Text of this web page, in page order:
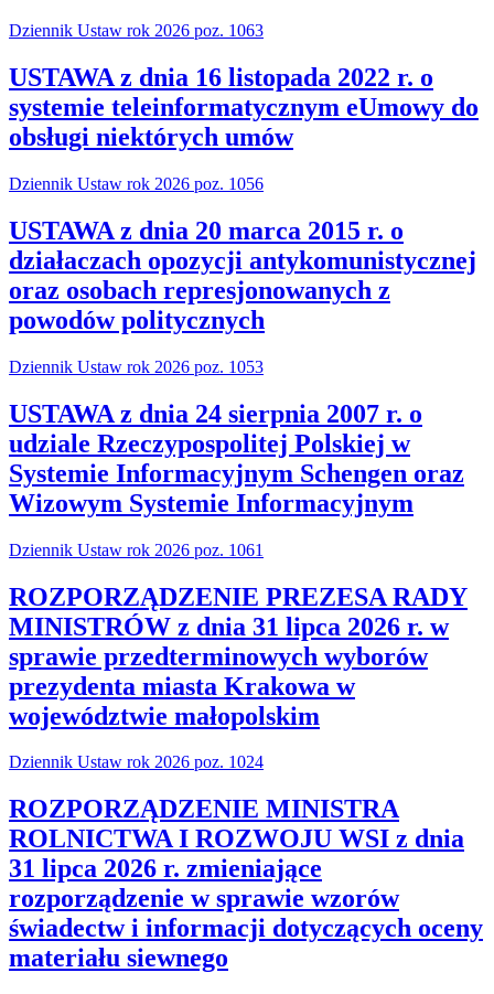
Dziennik Ustaw rok 2026 poz. 1063
USTAWA z dnia 16 listopada 2022 r. o
systemie teleinformatycznym eUmowy do
obsługi niektórych umów
Dziennik Ustaw rok 2026 poz. 1056
USTAWA z dnia 20 marca 2015 r. o
działaczach opozycji antykomunistycznej
oraz osobach represjonowanych z
powodów politycznych
Dziennik Ustaw rok 2026 poz. 1053
USTAWA z dnia 24 sierpnia 2007 r. o
udziale Rzeczypospolitej Polskiej w
Systemie Informacyjnym Schengen oraz
Wizowym Systemie Informacyjnym
Dziennik Ustaw rok 2026 poz. 1061
ROZPORZĄDZENIE PREZESA RADY
MINISTRÓW z dnia 31 lipca 2026 r. w
sprawie przedterminowych wyborów
prezydenta miasta Krakowa w
województwie małopolskim
Dziennik Ustaw rok 2026 poz. 1024
ROZPORZĄDZENIE MINISTRA
ROLNICTWA I ROZWOJU WSI z dnia
31 lipca 2026 r. zmieniające
rozporządzenie w sprawie wzorów
świadectw i informacji dotyczących oceny
materiału siewnego